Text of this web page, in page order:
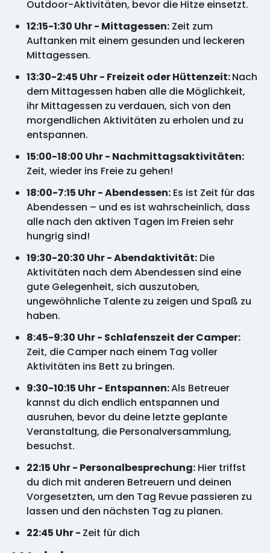
Outdoor-Aktivitäten, bevor die Hitze einsetzt.
12:15-1:30 Uhr - Mittagessen: Zeit zum
Auftanken mit einem gesunden und leckeren
Mittagessen.
13:30-2:45 Uhr - Freizeit oder Hüttenzeit:Nach
dem Mittagessen haben alle die Möglichkeit,
ihr Mittagessen zu verdauen, sich von den
morgendlichen Aktivitäten zu erholen und zu
entspannen.
15:00-18:00 Uhr - Nachmittagsaktivitäten:
Zeit, wieder ins Freie zu gehen!
18:00-7:15 Uhr - Abendessen: Es ist Zeit für das
Abendessen – und es ist wahrscheinlich, dass
alle nach den aktiven Tagen im Freien sehr
hungrig sind!
19:30-20:30 Uhr - Abendaktivität: Die
Aktivitäten nach dem Abendessen sind eine
gute Gelegenheit, sich auszutoben,
ungewöhnliche Talente zu zeigen und Spaß zu
haben.
8:45-9:30 Uhr - Schlafenszeit der Camper:
Zeit, die Camper nach einem Tag voller
Aktivitäten ins Bett zu bringen.
9:30-10:15 Uhr - Entspannen:Als Betreuer
kannst du dich endlich entspannen und
ausruhen, bevor du deine letzte geplante
Veranstaltung, die Personalversammlung,
besuchst.
22:15 Uhr - Personalbesprechung: Hier triffst
du dich mit anderen Betreuern und deinen
Vorgesetzten, um den Tag Revue passieren zu
lassen und den nächsten Tag zu planen.
22:45 Uhr - Zeit für dich